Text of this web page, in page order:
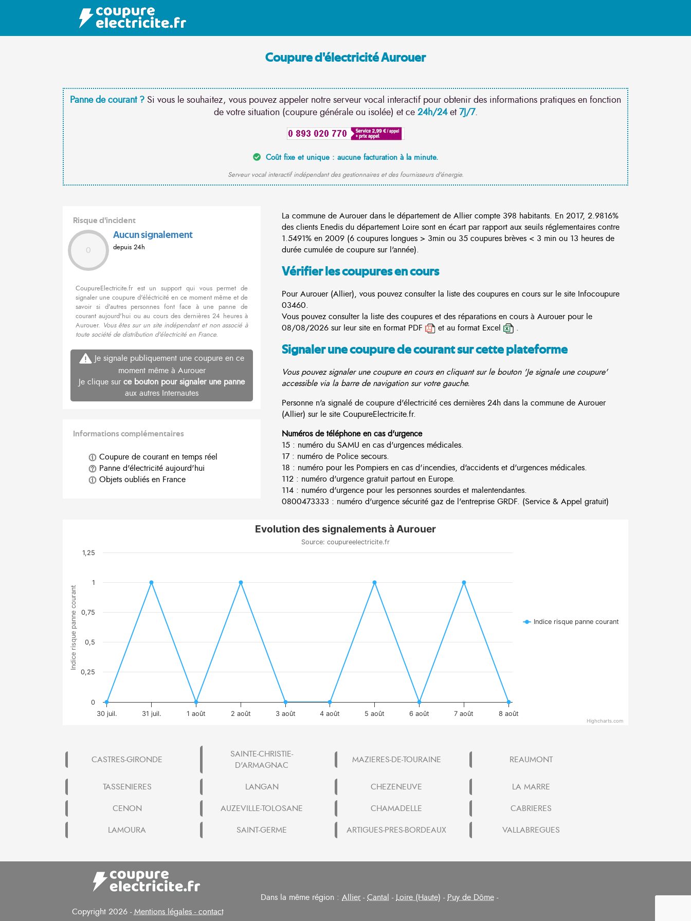
Coupure d'électricité Aurouer
Panne de courant ? Si vous le souhaitez, vous pouvez appeler notre serveur vocal interactif pour obtenir des informations pratiques en fonction
de votre situation (coupure générale ou isolée) et ce 24h/24et7J/7.
Coût fixe et unique : aucune facturation à la minute.
Serveur vocal interactif indépendant des gestionnaires et des fournisseurs d'énergie.
Risque d'incident
0
Aucun signalement
depuis 24h
CoupureElectricite.fr est un support qui vous permet de
signaler une coupure d'éléctricité en ce moment même et de
savoir si d'autres personnes font face à une panne de
courant aujourd'hui ou au cours des dernières 24 heures à
Aurouer. Vous êtes sur un site indépendant et non associé à
toute société de distribution d'électricité en France.
Je signale publiquement une coupure en ce
moment même à Aurouer
Je clique sur ce bouton pour signaler une panne
aux autres Internautes
Informations complémentaires
Coupure de courant en temps réel
Panne d'électricité aujourd'hui
Objets oubliés en France
La commune de Aurouer dans le département de Allier compte 398 habitants. En 2017, 2.9816%
des clients Enedis du département Loire sont en écart par rapport aux seuils réglementaires contre
1.5491% en 2009 (6 coupures longues > 3min ou 35 coupures brèves < 3 min ou 13 heures de
durée cumulée de coupure sur l'année).
Vérifier les coupures en cours
Pour Aurouer (Allier), vous pouvez consulter la liste des coupures en cours sur le site Infocoupure
03460.
Vous pouvez consulter la liste des coupures et des réparations en cours à Aurouer pour le
08/08/2026 sur leur site en format PDF
et au format Excel .
Signaler une coupure de courant sur cette plateforme
Vous pouvez signaler une coupure en cours en cliquant sur le bouton 'Je signale une coupure'
accessible via la barre de navigation sur votre gauche.
Personne n'a signalé de coupure d'électricité ces dernières 24h dans la commune de Aurouer
(Allier) sur le site CoupureElectricite.fr.
Numéros de téléphone en cas d'urgence
15 : numéro du SAMU en cas d'urgences médicales.
17 : numéro de Police secours.
18 : numéro pour les Pompiers en cas d'incendies, d'accidents et d'urgences médicales.
112 : numéro d'urgence gratuit partout en Europe.
114 : numéro d'urgence pour les personnes sourdes et malentendantes.
0800473333 : numéro d'urgence sécurité gaz de l'entreprise GRDF. (Service & Appel gratuit)
Indice risque panne courant
Evolution des signalements à Aurouer
Source: coupureelectricite.fr
Indice risque panne courant
30 juil. 31 juil. 1 août 2 août 3 août 4 août 5 août 6 août 7 août 8 août
0
0,25
0,5
0,75
1
1,25
Highcharts.com
CASTRES-GIRONDE
SAINTE-CHRISTIE-
D'ARMAGNAC
MAZIERES-DE-TOURAINE REAUMONT
TASSENIERES LANGAN CHEZENEUVE
LA MARRE
CENON
AUZEVILLE-TOLOSANE CHAMADELLE
CABRIERES
LAMOURA
SAINT-GERME ARTIGUES-PRES-BORDEAUX VALLABREGUES
Copyright 2026 -Mentions légales - contact
Dans la même région : Allier -Cantal -Loire (Haute) -Puy de Dôme -